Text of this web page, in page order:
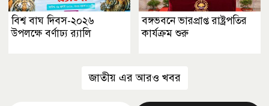
বিশ্ব বাঘ দিবস-২০২৬
উপলক্ষে বর্ণাঢ্য র‌্যালি
বঙ্গভবনে ভারপ্রাপ্ত রাষ্ট্রপতির
কার্যক্রম শুরু
জাতীয় এর আরও খবর